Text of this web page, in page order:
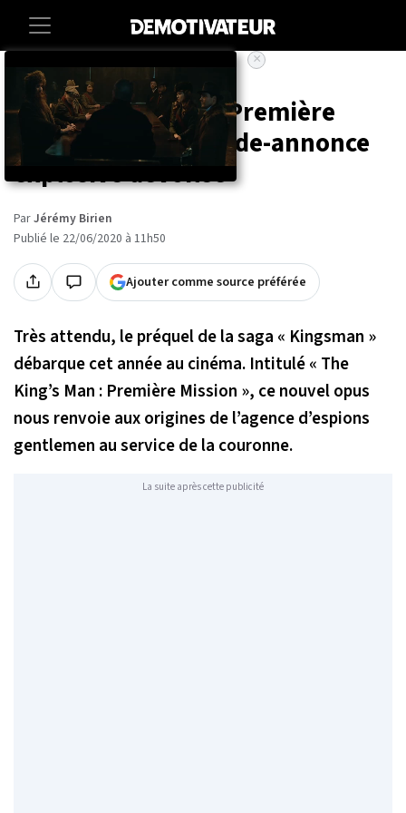
Accueil Entertainment
« The King's Man : Première
mission » : une bande-annonce
explosive dévoilée
ParJérémy Birien
Publié le 22/06/2020 à 11h50
Ajouter comme source préférée
×
Très attendu, le préquel de la saga « Kingsman »
débarque cet année au cinéma. Intitulé « The
King’s Man : Première Mission », ce nouvel opus
nous renvoie aux origines de l’agence d’espions
gentlemen au service de la couronne.
La suite après cette publicité